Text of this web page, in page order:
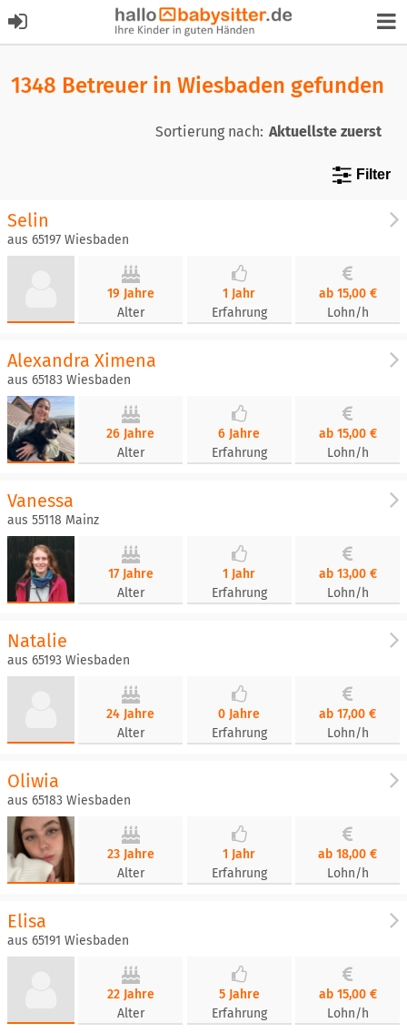
1348 Betreuer in Wiesbaden gefunden
Sortierung nach:
Filter
Selin
aus 65197 Wiesbaden
19 Jahre
Alter
1 Jahr
Erfahrung
ab 15,00 €
Lohn/h
Alexandra Ximena
aus 65183 Wiesbaden
26 Jahre
Alter
6 Jahre
Erfahrung
ab 15,00 €
Lohn/h
Vanessa
aus 55118 Mainz
17 Jahre
Alter
1 Jahr
Erfahrung
ab 13,00 €
Lohn/h
Natalie
aus 65193 Wiesbaden
24 Jahre
Alter
0 Jahre
Erfahrung
ab 17,00 €
Lohn/h
Oliwia
aus 65183 Wiesbaden
23 Jahre
Alter
1 Jahr
Erfahrung
ab 18,00 €
Lohn/h
Elisa
aus 65191 Wiesbaden
22 Jahre
Alter
5 Jahre
Erfahrung
ab 15,00 €
Lohn/h